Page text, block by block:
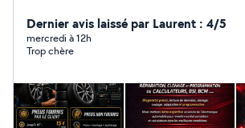
performances des véhicules. Notre
expertise à votre service pour vous
prestations fiables, rapides et de
éthanol E85. Notre priorité est de
satisfaction de nos clients grâce à un
conseils personnalisés et une
Dernier avis laissé par Laurent : 4/5
mercredi à 12h
Trop chère